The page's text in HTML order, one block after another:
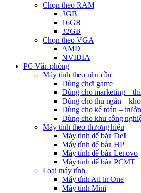
Chọn theo RAM
8GB
16GB
32GB
Chọn theo VGA
AMD
NVIDIA
PC Văn phòng
Máy tính theo nhu cầu
Dùng chơi game
Dùng cho marketing –
Dùng cho thu ngân –
Dùng cho kế toán –
Dùng cho khu công
Máy tính theo thương hiệu
Máy tính để bàn Dell
Máy tính để bàn HP
Máy tính để bàn Lenovo
Máy tính để bàn PCMT
Loại máy tính
Máy tính All in One
Máy tính Mini